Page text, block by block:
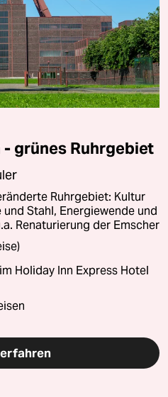
- grünes Ruhrgebiet
Ruhrgebiet: Kultur
Stahl, Energiewende und
Renaturierung der Emscher
Holiday Inn Express Hotel